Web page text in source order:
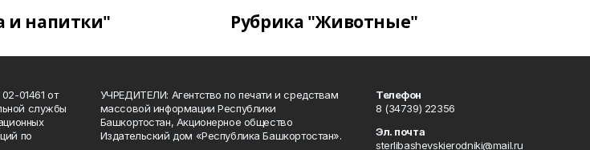
и напитки" Рубрика "Животные"
01461 от
службы
по
УЧРЕДИТЕЛИ: Агентство по печати и средствам
массовой информации Республики
Башкортостан, Акционерное общество
Издательский дом «Республика Башкортостан».
Телефон
8 (34739) 22356
Эл. почта
sterlibashevskierodniki@mail.ru